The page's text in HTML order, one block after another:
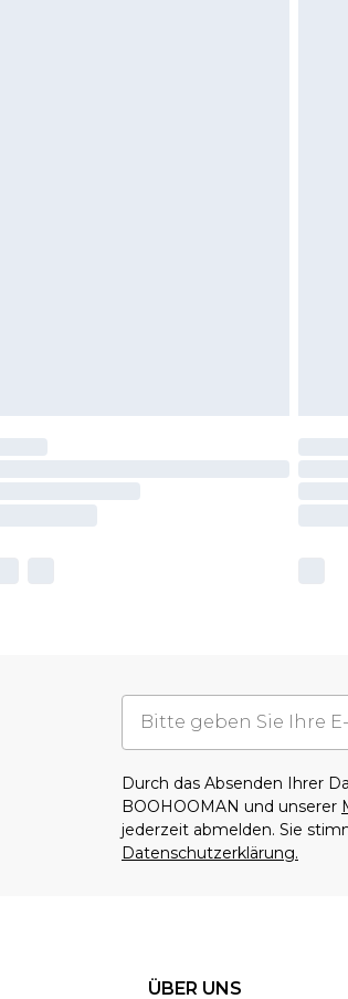
Durch das Absenden Ihrer
BOOHOOMAN und unserer
jederzeit abmelden. Sie
Datenschutzerklärung.
ÜBER UNS